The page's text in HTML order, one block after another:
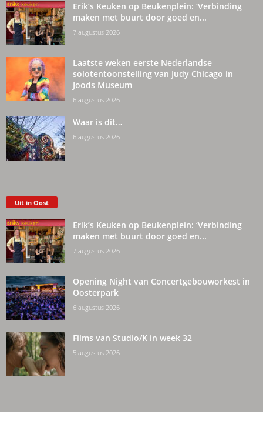
Erik’s Keuken op Beukenplein: ‘Verbinding
maken met buurt door goed en...
7 augustus 2026
Laatste weken eerste Nederlandse
solotentoonstelling van Judy Chicago in
Joods Museum
6 augustus 2026
Waar is dit…
6 augustus 2026
Uit in Oost
Erik’s Keuken op Beukenplein: ‘Verbinding
maken met buurt door goed en...
7 augustus 2026
Opening Night van Concertgebouworkest in
Oosterpark
6 augustus 2026
Films van Studio/K in week 32
5 augustus 2026